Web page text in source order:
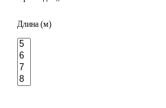
Длина (м)